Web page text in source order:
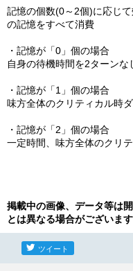
記憶の個数(0～2個)に応じ
の記憶をすべて消費
・記憶が「0」個の場合
自身の待機時間を2ターンな
・記憶が「1」個の場合
味方全体のクリティカル時
・記憶が「2」個の場合
一定時間、味方全体のクリ
掲載中の画像、データ等は
とは異なる場合がございます
ツイート